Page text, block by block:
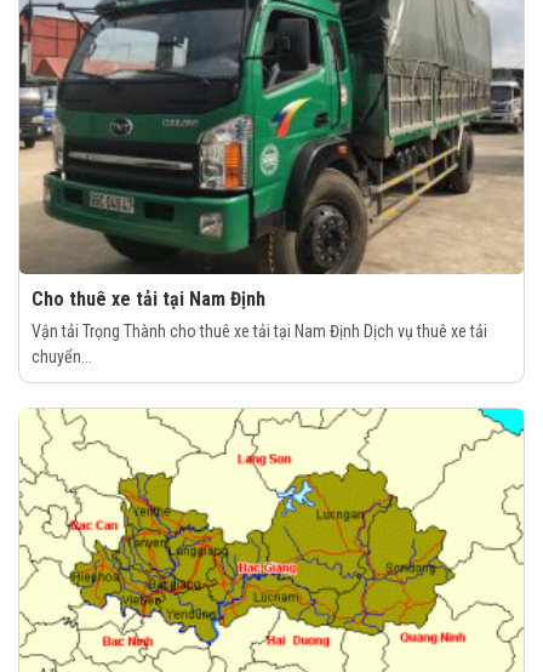
Cho thuê xe tải tại Nam Định
Vận tải Trọng Thành cho thuê xe tải tại Nam Định Dịch vụ thuê xe tải
chuyển...